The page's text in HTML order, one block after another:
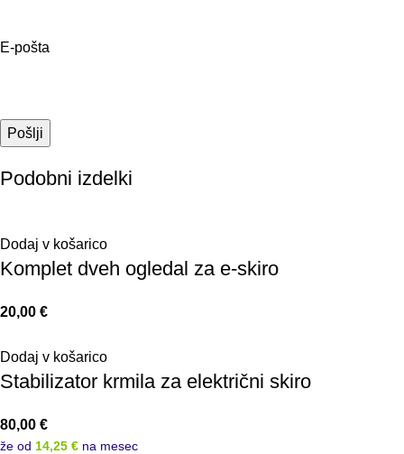
E-pošta
Podobni izdelki
Dodaj v košarico
Komplet dveh ogledal za e-skiro
20,00 €
Dodaj v košarico
Stabilizator krmila za električni skiro
80,00 €
že od 14,25 € na mesec